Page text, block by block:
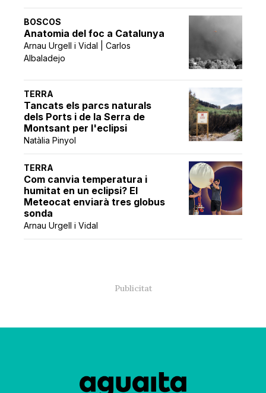
BOSCOS
Anatomia del foc a Catalunya
Arnau Urgell i Vidal | Carlos
Albaladejo
TERRA
Tancats els parcs naturals
dels Ports i de la Serra de
Montsant per l'eclipsi
Natàlia Pinyol
TERRA
Com canvia temperatura i
humitat en un eclipsi? El
Meteocat enviarà tres globus
sonda
Arnau Urgell i Vidal